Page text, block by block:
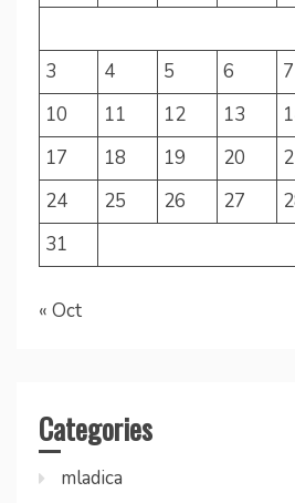
3
4 5 6 7
10
11 12 13
17
18 19 20
24
25 26 27
31
« Oct
Categories
mladica